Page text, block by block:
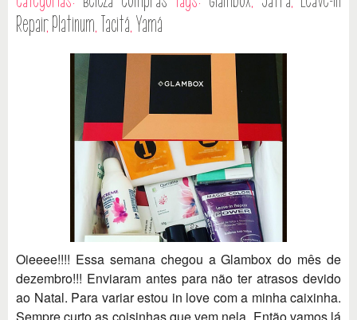
Repair,Platinum, Tacitá, Yamá
Oieeee!!!! Essa semana chegou a Glambox do mês de
dezembro!!! Enviaram antes para não ter atrasos devido
ao Natal. Para variar estou in love com a minha caixinha.